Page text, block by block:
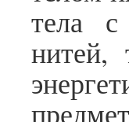
тела с
нитей,